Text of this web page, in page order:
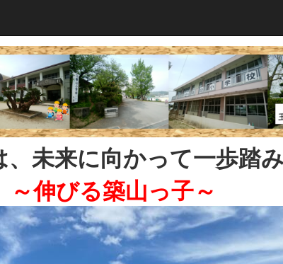
、未来に向かって一歩踏
～伸びる築山っ子～